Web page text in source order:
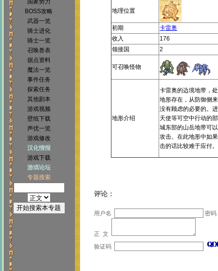
地理位置
初期
卡雷奥
收入
176
领接国
2
可召唤怪物
地形介绍
卡雷奥的边境地带，
地形存在，从防御侧
没有顾虑的必要的。
天使等可空中行动的
城东部的山岳地带可
攻击。在此地形中如
击的话比较难于应付。
评论：
用户名 密码
正 文
验证码
国家势力
BOSS攻略
武器一览
骑士进化
骑士一览
召唤兽表
据点资料
魔法一览
事件任务
探索任务
其他剧本
游戏视频
壁纸下载
声优一览
游戏修改
汉化情报
游戏下载
游戏论坛
专题搜索